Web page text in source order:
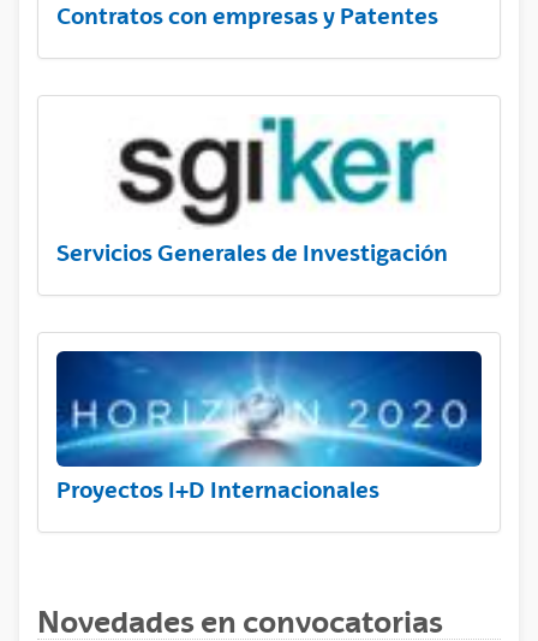
Contratos con empresas y Patentes
Servicios Generales de Investigación
Proyectos I+D Internacionales
Novedades en convocatorias